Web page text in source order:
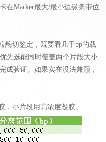
在Marker最大/最小边缘条带位
酶切鉴定，既要看几千bp的载
先选能同时覆盖两个片段大小
成验证。如果实在没法兼顾，
，小片段用高浓度凝胶。